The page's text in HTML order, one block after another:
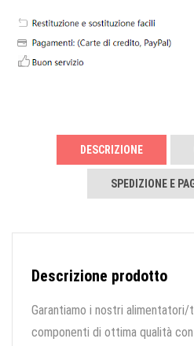
DESCRIZIONE
SPEDIZIONE E
Descrizione prodotto
Garantiamo i nostri
componenti di ottima qualità